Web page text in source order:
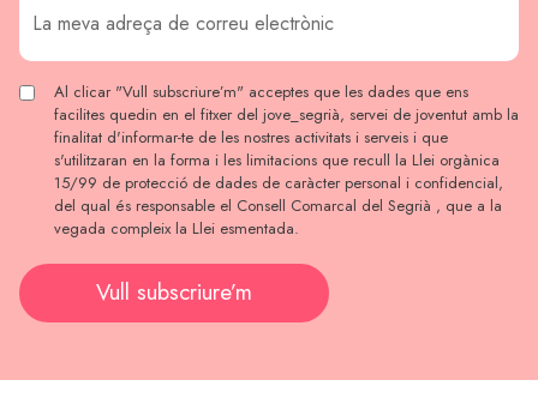
Al clicar "Vull subscriure’m" acceptes que les dades que ens
facilites quedin en el fitxer del jove_segrià, servei de joventut amb la
finalitat d'informar-te de les nostres activitats i serveis i que
s'utilitzaran en la forma i les limitacions que recull la Llei orgànica
15/99 de protecció de dades de caràcter personal i confidencial,
del qual és responsable el Consell Comarcal del Segrià , que a la
vegada compleix la Llei esmentada.
Vull subscriure’m